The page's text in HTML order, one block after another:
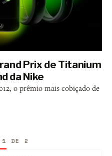
Prix de Titanium
da Nike
o prêmio mais cobiçado de
1 DE 2